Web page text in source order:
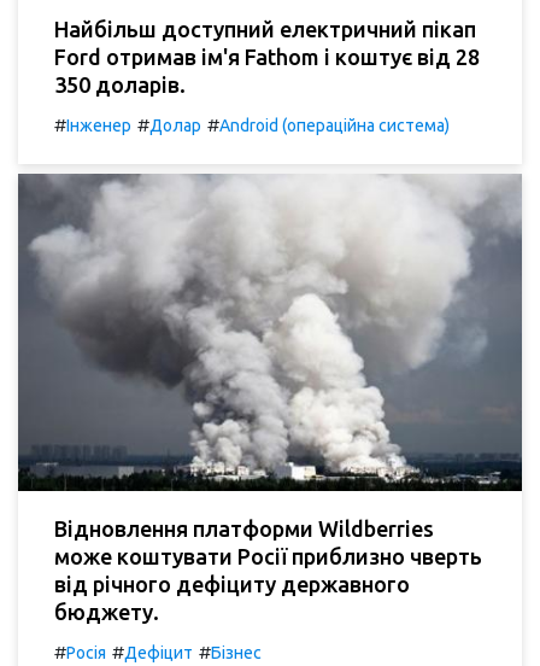
Найбільш доступний електричний пікап
Ford отримав ім'я Fathom і коштує від 28
350 доларів.
#Інженер #Долар #Android (операційна система)
Відновлення платформи Wildberries
може коштувати Росії приблизно чверть
від річного дефіциту державного
бюджету.
#Росія #Дефіцит #Бізнес